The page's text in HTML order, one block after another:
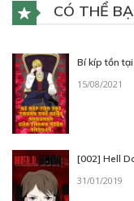
CÓ THỂ
Bí kíp tồn
15/08/2021
[002] Hell
31/01/2019